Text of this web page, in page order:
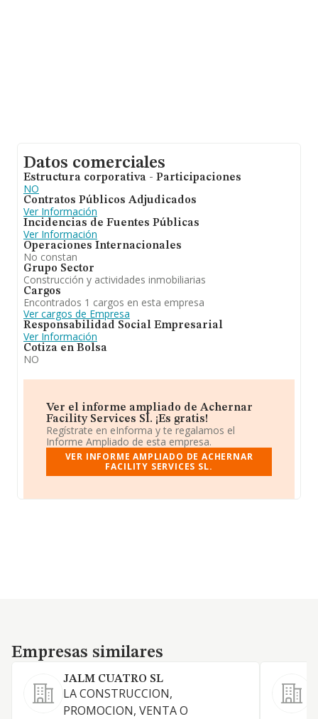
Datos comerciales
Estructura corporativa - Participaciones
NO
Contratos Públicos Adjudicados
Ver Información
Incidencias de Fuentes Públicas
Ver Información
Operaciones Internacionales
No constan
Grupo Sector
Construcción y actividades inmobiliarias
Cargos
Encontrados 1 cargos en esta empresa
Ver cargos de Empresa
Responsabilidad Social Empresarial
Ver Información
Cotiza en Bolsa
NO
Ver el informe ampliado de Achernar
Facility Services Sl. ¡Es gratis!
Regístrate en eInforma y te regalamos el
Informe Ampliado de esta empresa.
VER INFORME AMPLIADO DE ACHERNAR
FACILITY SERVICES SL.
Empresas similares
Empresas similares
JALM CUATRO SL
LA CONSTRUCCION,
PROMOCION, VENTA O